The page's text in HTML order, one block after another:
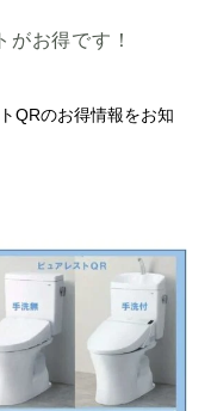
がお得です！
QRのお得情報をお知